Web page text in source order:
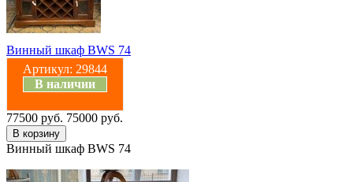
Винный шкаф BWS 74
Артикул: 29844
В наличии
77500 руб. 75000 руб.
Винный шкаф BWS 74